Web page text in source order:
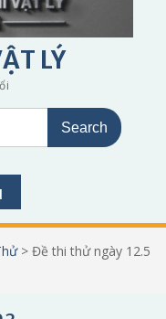
LÝ
> Đề thi thử ngày 12.5